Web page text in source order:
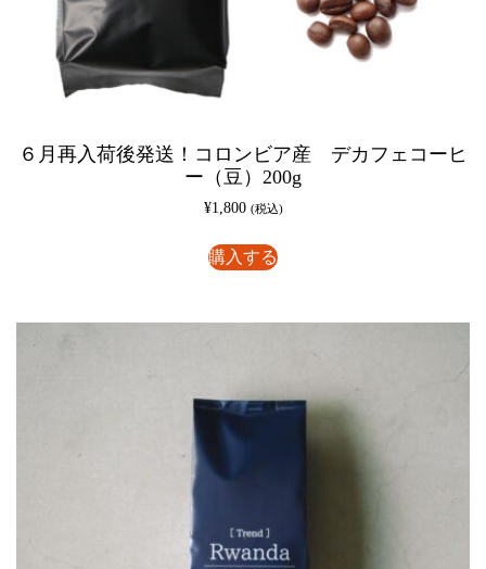
６月再入荷後発送！コロンビア産 デカフェコーヒ
ー（豆）200g
¥1,800 (税込)
購入する